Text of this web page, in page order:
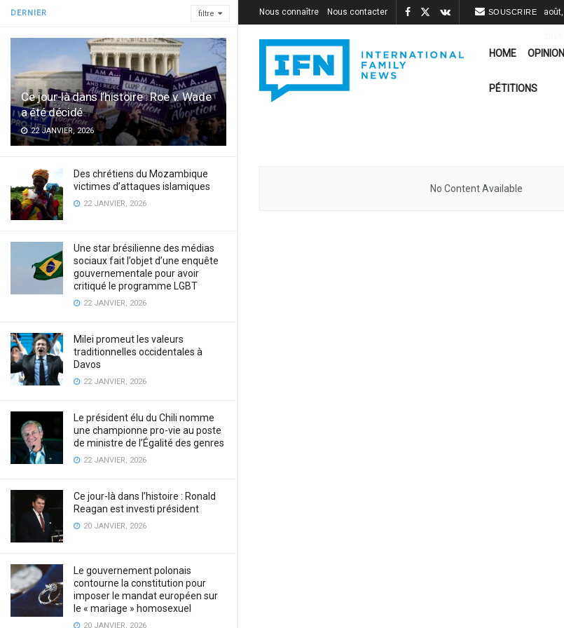
DERNIER filtre
Ce jour-là dans l’histoire : Roe v. Wade
a été décidé
22 JANVIER, 2026
Des chrétiens du Mozambique
victimes d’attaques islamiques
22 JANVIER, 2026
Une star brésilienne des médias
sociaux fait l’objet d’une enquête
gouvernementale pour avoir
critiqué le programme LGBT
22 JANVIER, 2026
Milei promeut les valeurs
traditionnelles occidentales à
Davos
22 JANVIER, 2026
Le président élu du Chili nomme
une championne pro-vie au poste
de ministre de l’Égalité des genres
22 JANVIER, 2026
Ce jour-là dans l’histoire : Ronald
Reagan est investi président
20 JANVIER, 2026
Le gouvernement polonais
contourne la constitution pour
imposer le mandat européen sur
le « mariage » homosexuel
20 JANVIER, 2026
Nous connaître Nous contacter SOUSCRIRE août,
HOME OPINION
PÉTITIONS
No Content Available